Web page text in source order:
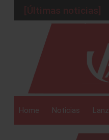
[Últimas noticias]
Home Noticias